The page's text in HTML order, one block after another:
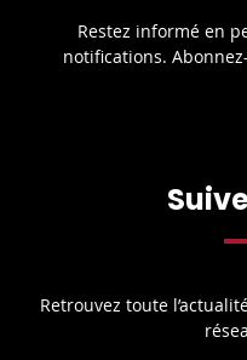
Restez informé en
notifications.
Retrouvez toute